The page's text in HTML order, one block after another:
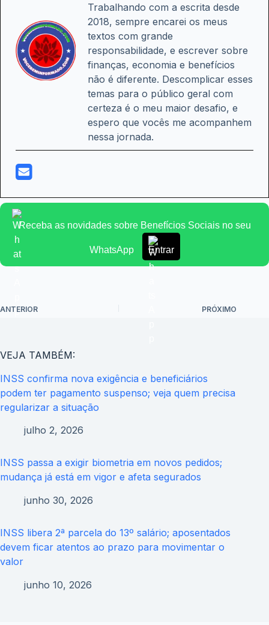
Trabalhando com a escrita desde
2018, sempre encarei os meus
textos com grande
responsabilidade, e escrever sobre
finanças, economia e benefícios
não é diferente. Descomplicar esses
temas para o público geral com
certeza é o meu maior desafio, e
espero que vocês me acompanhem
nessa jornada.
Receba as novidades sobre Benefícios Sociais no seu
WhatsApp Entrar
ANTERIOR PRÓXIMO
VEJA TAMBÉM:
INSS confirma nova exigência e beneficiários
podem ter pagamento suspenso; veja quem precisa
regularizar a situação
julho 2, 2026
INSS passa a exigir biometria em novos pedidos;
mudança já está em vigor e afeta segurados
junho 30, 2026
INSS libera 2ª parcela do 13º salário; aposentados
devem ficar atentos ao prazo para movimentar o
valor
junho 10, 2026